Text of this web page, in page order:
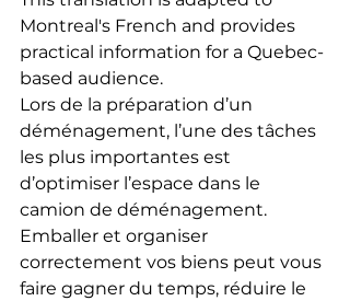
Montreal's French and provides
practical information for a Quebec-
based audience.
Lors de la préparation d’un
déménagement, l’une des tâches
les plus importantes est
d’optimiser l’espace dans le
camion de déménagement.
Emballer et organiser
correctement vos biens peut vous
faire gagner du temps, réduire le